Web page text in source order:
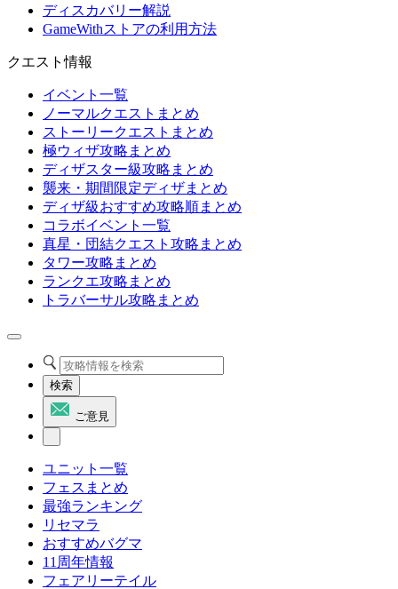
ディスカバリー解説
GameWithストアの利用方法
クエスト情報
イベント一覧
ノーマルクエストまとめ
ストーリークエストまとめ
極ウィザ攻略まとめ
ディザスター級攻略まとめ
襲来・期間限定ディザまとめ
ディザ級おすすめ攻略順まとめ
コラボイベント一覧
真星・団結クエスト攻略まとめ
タワー攻略まとめ
ランクエ攻略まとめ
トラバーサル攻略まとめ
検索
ご意見
ユニット一覧
フェスまとめ
最強ランキング
リセマラ
おすすめバグマ
11周年情報
フェアリーテイル